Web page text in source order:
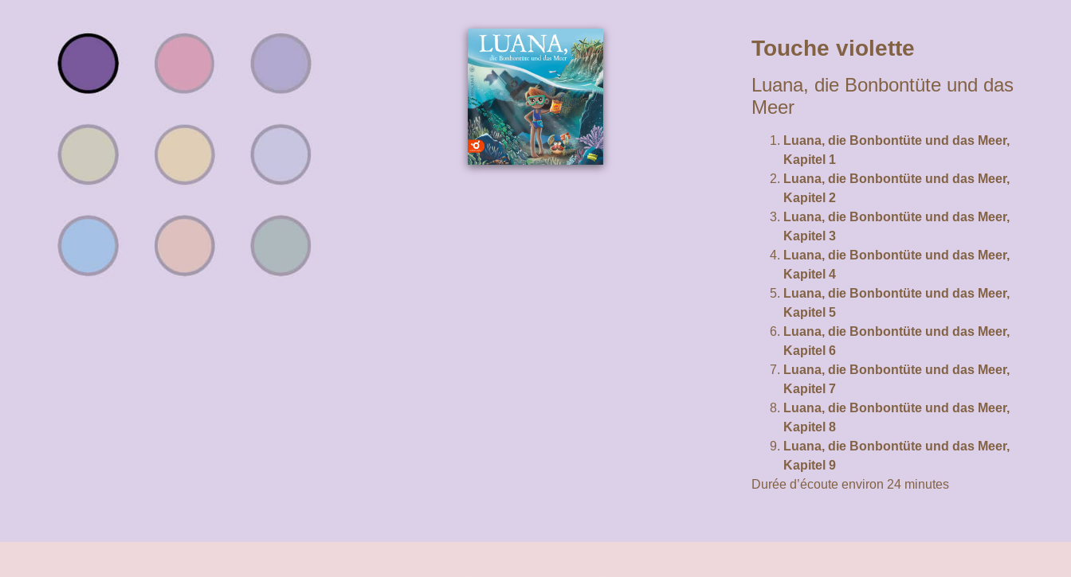
Touche violette
Luana, die Bonbontüte und das
Meer
Luana, die Bonbontüte und das Meer,
Kapitel 1
Luana, die Bonbontüte und das Meer,
Kapitel 2
Luana, die Bonbontüte und das Meer,
Kapitel 3
Luana, die Bonbontüte und das Meer,
Kapitel 4
Luana, die Bonbontüte und das Meer,
Kapitel 5
Luana, die Bonbontüte und das Meer,
Kapitel 6
Luana, die Bonbontüte und das Meer,
Kapitel 7
Luana, die Bonbontüte und das Meer,
Kapitel 8
Luana, die Bonbontüte und das Meer,
Kapitel 9
Durée d’écoute environ 24 minutes